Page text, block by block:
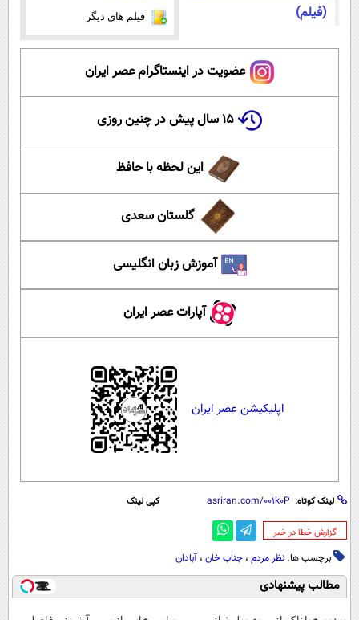
(فیلم)
فیلم های دیگر
عضویت در اینستاگرام عصر ایران
۱۵ سال پیش در چنین روزی
این لحظه با حافظ
گلستان سعدی
آموزش زبان انگلیسی
آپارات عصر ایران
اپلیکیشن عصر ایران
لینک کوتاه: کپی لینک
‌گزارش خطا در خبر
برچسب ها: نظر مردم ، جناب خان ، آبادان
مطالب پیشنهادی